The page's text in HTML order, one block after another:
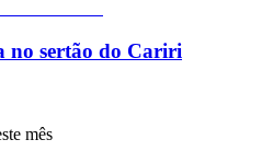
no sertão do Cariri
mês